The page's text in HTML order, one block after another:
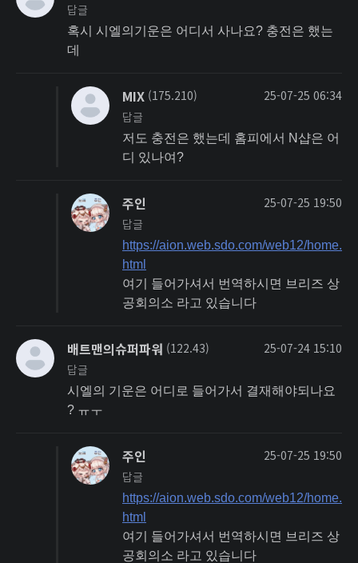
답글
혹시 시엘의기운은 어디서 사나요? 충전은 했는
데
MIX (175.210)
25-07-25 06:34
답글
저도 충전은 했는데 홈피에서 N샵은 어
디 있나여?
주인
25-07-25 19:50
답글
https://aion.web.sdo.com/web12/home.
html
여기 들어가셔서 번역하시면 브리즈 상
공회의소 라고 있습니다
배트맨의슈퍼파워 (122.43)
25-07-24 15:10
답글
시엘의 기운은 어디로 들어가서 결재해야되나요
? ㅠㅜ
주인
25-07-25 19:50
답글
https://aion.web.sdo.com/web12/home.
html
여기 들어가셔서 번역하시면 브리즈 상
공회의소 라고 있습니다